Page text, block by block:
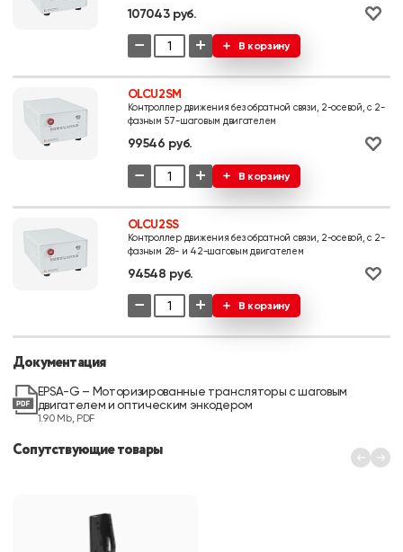
107043 руб.
− + В корзину
OLCU2SM
Контроллер движения без обратной связи, 2-осевой, с 2-
фазным 57-шаговым двигателем
99546 руб.
− + В корзину
OLCU2SS
Контроллер движения без обратной связи, 2-осевой, с 2-
фазным 28- и 42-шаговым двигателем
94548 руб.
− + В корзину
Документация
EPSA-G – Моторизированные трансляторы с шаговым
двигателем и оптическим энкодером
1.90 Mb, PDF
Сопутствующие товары